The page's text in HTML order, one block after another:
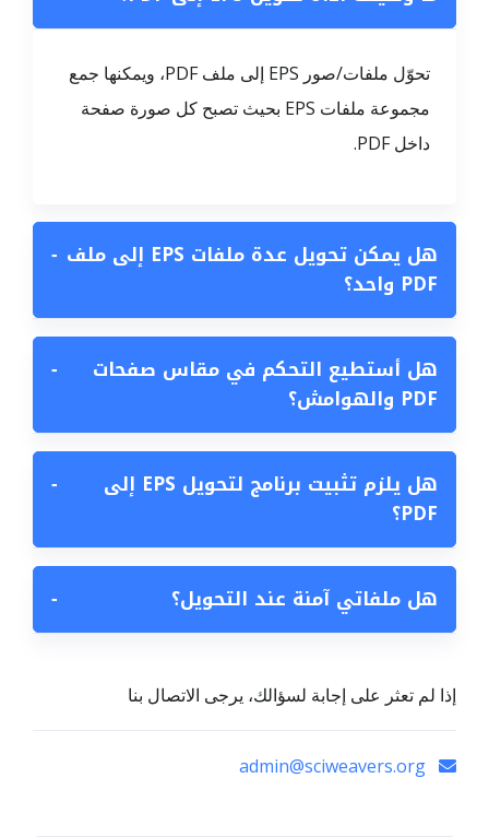
تحوّل ملفات/صور EPS إلى ملف PDF، ويمكنها جمع
مجموعة ملفات EPS بحيث تصبح كل صورة صفحة
داخل PDF.
هل يمكن تحويل عدة ملفات EPS إلى ملف
PDF واحد؟
−
هل أستطيع التحكم في مقاس صفحات
PDF والهوامش؟
−
هل يلزم تثبيت برنامج لتحويل EPS إلى
PDF؟
−
هل ملفاتي آمنة عند التحويل؟ −
إذا لم تعثر على إجابة لسؤالك، يرجى الاتصال بنا